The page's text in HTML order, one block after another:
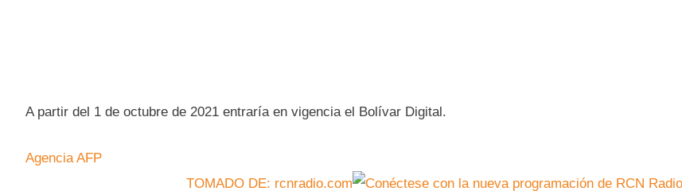
A partir del 1 de octubre de 2021 entraría en vigencia el Bolívar Digital.
Agencia AFP
TOMADO DE: rcnradio.com